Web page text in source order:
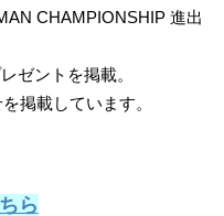
CHAMPIONSHIP 進出
ゼントを掲載。
掲載しています。
ら